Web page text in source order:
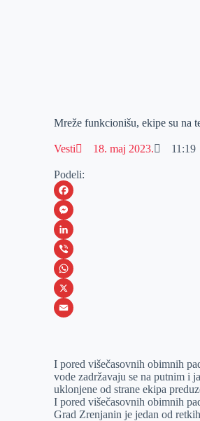
Mreže funkcionišu, ekipe su na
Vesti 18. maj 2023. 11:19
Podeli:
F
a
c
e
b
o
M
e
s
s
e
e
r
L
i
n
k
I
n
V
i
b
W
h
s
A
p
X
a
i
l
I pored višečasovnih obimnih
vode zadržavaju se na putnim i
uklonjene od strane ekipa
I pored višečasovnih obimnih
Grad Zrenjanin je jedan od